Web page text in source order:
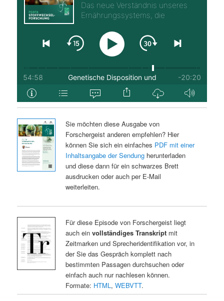
Sie möchten diese Ausgabe von
Forschergeist anderen empfehlen? Hier
können Sie sich ein einfaches PDF mit einer
Inhaltsangabe der Sendungherunterladen
und diese dann für ein schwarzes Brett
ausdrucken oder auch per E-Mail
weiterleiten.
Für diese Episode von Forschergeist liegt
auch ein vollständiges Transkriptmit
Zeitmarken und Sprecheridentifikation vor, in
der Sie das Gespräch komplett nach
bestimmten Passagen durchsuchen oder
einfach auch nur nachlesen können.
Formate: HTML, WEBVTT.